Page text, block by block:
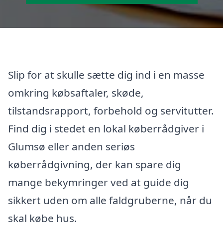
Slip for at skulle sætte dig ind i en masse
omkring købsaftaler, skøde,
tilstandsrapport, forbehold og servitutter.
Find dig i stedet en lokal køberrådgiver i
Glumsø eller anden seriøs
køberrådgivning, der kan spare dig
mange bekymringer ved at guide dig
sikkert uden om alle faldgruberne, når du
skal købe hus.